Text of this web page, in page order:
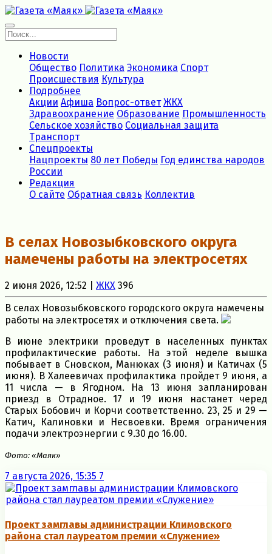
Новости
Общество Политика Экономика Спорт
Происшествия Культура
Подробнее
Акции Афиша Вопрос-ответ ЖКХ
Здравоохранение Образование Промышленность
Сельское хозяйство Социальная защита
Транспорт
Спецпроекты
Нацпроекты 80 лет Победы Год единства народов
России
Редакция
О сайте Обратная связь Коллектив
В селах Новозыбковского округа
намечены работы на электросетях
2 июня 2026, 12:52 | ЖКХ 396
В селах Новозыбковского городского округа намечены
работы на электросетях и отключения света.
В июне электрики проведут в населенных пунктах
профилактические работы. На этой неделе вышка
побывает в Сновском, Манюках (3 июня) и Катичах (5
июня). В Халеевичах профилактика пройдет 9 июня, а
11 числа — в Ягодном. На 13 июня запланирован
приезд в Отрадное. 17 и 19 июня настанет черед
Старых Бобович и Корчи соответственно. 23, 25 и 29 —
Катич, Калиновки и Несвоевки. Время ограничения
подачи электроэнергии с 9.30 до 16.00.
Фото: «Маяк»
7 августа 2026, 15:35 7
Проект замглавы администрации Климовского
района стал лауреатом премии «Служение»